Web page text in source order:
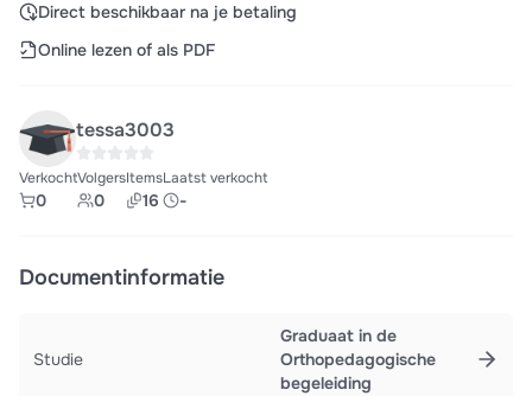
Direct beschikbaar na je betaling
Online lezen of als PDF
tessa3003
Verkocht
0
Volgers
0
Items
16
Laatst verkocht
-
Documentinformatie
Studie
Graduaat in de
Orthopedagogische
begeleiding